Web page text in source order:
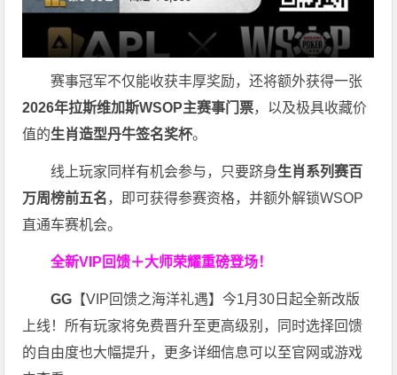
赛事冠军不仅能收获丰厚奖励，还将额外获得一张
2026年拉斯维加斯WSOP主赛事门票，以及极具收藏价
值的生肖造型丹牛签名奖杯。
线上玩家同样有机会参与，只要跻身生肖系列赛百
万周榜前五名，即可获得参赛资格，并额外解锁WSOP
直通车赛机会。
全新VIP回馈＋大师荣耀重磅登场！
GG 【VIP回馈之海洋礼遇】今1月30日起全新改版
上线！所有玩家将免费晋升至更高级别，同时选择回馈
的自由度也大幅提升，更多详细信息可以至官网或游戏